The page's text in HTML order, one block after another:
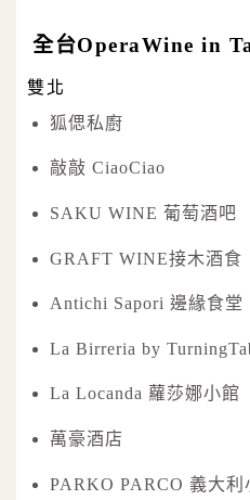
全台OperaWine in
雙北
狐偲私廚
敲敲 CiaoCiao
SAKU WINE 葡萄酒吧
GRAFT WINE接木酒食
Antichi Sapori 邊緣食堂
La Birreria by
La Locanda 蘿莎娜小館
萬豪酒店
PARKO PARCO 義大